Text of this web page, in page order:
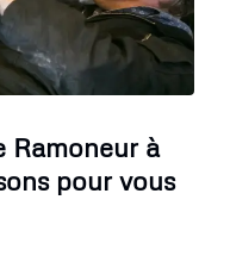
Ramoneur à
pour vous